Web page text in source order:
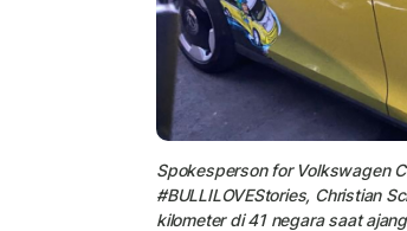
Spokesperson for Volkswagen
#BULLILOVEStories, Christian
kilometer di 41 negara saat